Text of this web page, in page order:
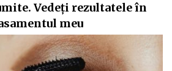
Vedeți rezultatele în
meu